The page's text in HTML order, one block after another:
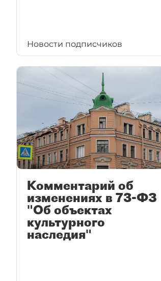
Новости подписчиков
Комментарий об
изменениях в 73-ФЗ
"Об объектах
культурного
наследия"